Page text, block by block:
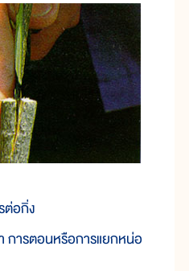
ต่อกิ่ง
การตอนหรือการแยกหน่อ